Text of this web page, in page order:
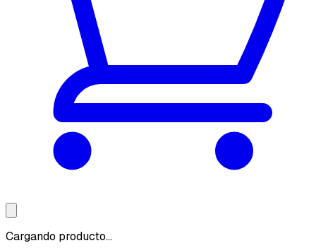
Cargando producto...